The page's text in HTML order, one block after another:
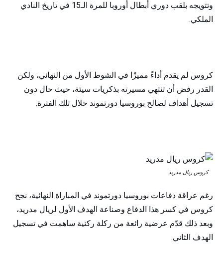
وتتويجه بلقب دوري أبطال أوروبا للمرة الـ15 في تاريخ النادي
الملكي.
كروس لم يقدم أداءً مميزًا في الشوط الأول من النهائي، ولكن
القدر رفض أن تنتهي مسيرته بذكريات سيئة، حيث حال دون
تسجيل أهداف لصالح بوروسيا دورتموند خلال تلك الفترة.
كروس ريال مدريد
رغم عراقة دفاعات بوروسيا دورتموند في المباراة النهائية، نجح
كروس في كسر هذا الدفاع وصناعة الهدف الأول لريال مدريد،
وبعد ذلك قدّم عرضية رائعة من ركلة ركنية ساهمت في تسجيل
الهدف الثاني.